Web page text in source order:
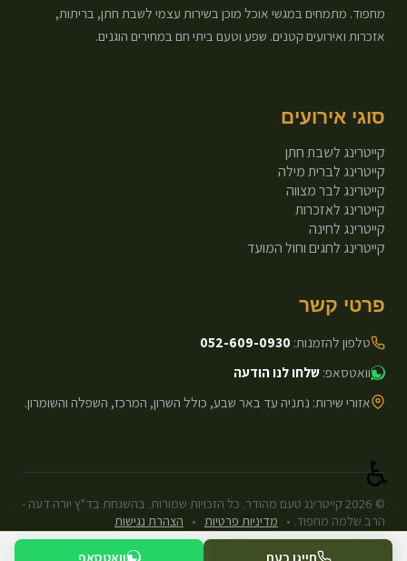
מחפוד. מתמחים במגשי אוכל מוכן בשירות עצמי לשבת חתן, בריתות,
אזכרות ואירועים קטנים. שפע וטעם ביתי חם במחירים הוגנים.
סוגי אירועים
קייטרינג לשבת חתן
קייטרינג לברית מילה
קייטרינג לבר מצווה
קייטרינג לאזכרות
קייטרינג לחינה
קייטרינג לחגים וחול המועד
פרטי קשר
טלפון להזמנות: 052-609-0930
וואטסאפ: שלחו לנו הודעה
אזורי שירות: נתניה עד באר שבע, כולל השרון, המרכז, השפלה והשומרון.
©
2026קייטרינג טעם מהודר. כל הזכויות שמורות. בהשגחת בד"ץ יורה דעה -
הרב שלמה מחפוד. • מדיניות פרטיות • הצהרת נגישות
עיצוב ופיתוח: Next.js Static.
חייגו כעת וואטסאפ
♿